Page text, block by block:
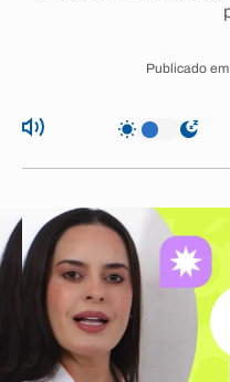
Publicado